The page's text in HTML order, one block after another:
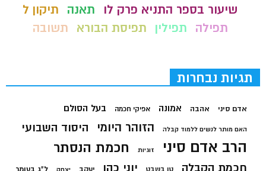
שיעור בספר התניא פרק לו
תאנה
תיקון ל
תפילה
תפילין תפיסת הבורא תשובה
תגיות נבחרות
אדם סיני אהבה אמונה אפיקי חכמה בעל הסולם
האם מותר לנשים ללמוד קבלה הזוהר היומי היסוד השבועי
הרב אדם סיני זוגיות חכמת הנסתר